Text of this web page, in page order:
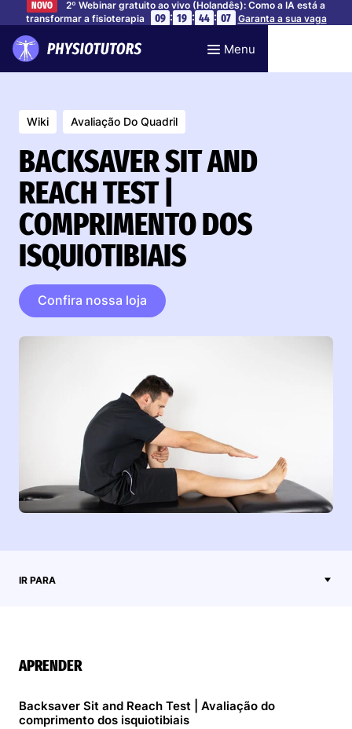
NOVO
2º Webinar gratuito ao vivo (Holandês): Como a IA está a
transformar a fisioterapia
09 : 19 : 44 : 06 Garanta a sua vaga
Menu
Wiki Avaliação Do Quadril
BACKSAVER SIT AND
REACH TEST |
COMPRIMENTO DOS
ISQUIOTIBIAIS
Confira nossa loja
IR PARA
APRENDER
Backsaver Sit and Reach Test | Avaliação do
comprimento dos isquiotibiais